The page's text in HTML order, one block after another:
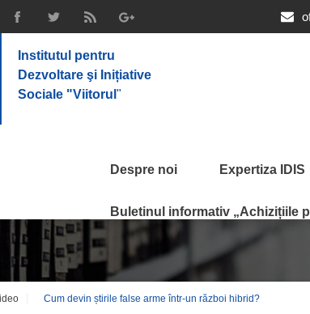
Institutul pentru
Dezvoltare şi Inițiative
Sociale "Viitorul "
Despre noi Expertiza IDIS
Buletinul informativ „Achizițiile
Cum devin știrile false arme într-un război hibrid?